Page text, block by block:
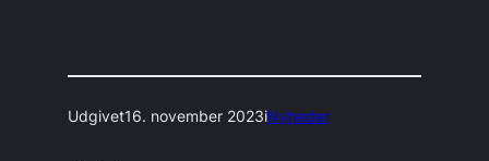
Udgivet16. november 2023iNyheder